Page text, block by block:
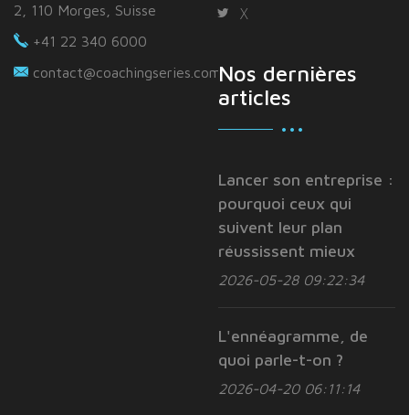
2, 110 Morges, Suisse
+41 22 340 6000
contact@coachingseries.com
X
Nos dernières
articles
Lancer son entreprise :
pourquoi ceux qui
suivent leur plan
réussissent mieux
2026-05-28 09:22:34
L'ennéagramme, de
quoi parle-t-on ?
2026-04-20 06:11:14